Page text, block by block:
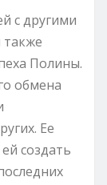
с другими
также
Полины.
обмена
Ее
создать